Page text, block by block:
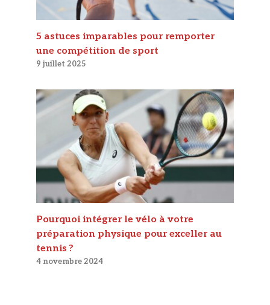
5 astuces imparables pour remporter
une compétition de sport
9 juillet 2025
Pourquoi intégrer le vélo à votre
préparation physique pour exceller au
tennis ?
4 novembre 2024